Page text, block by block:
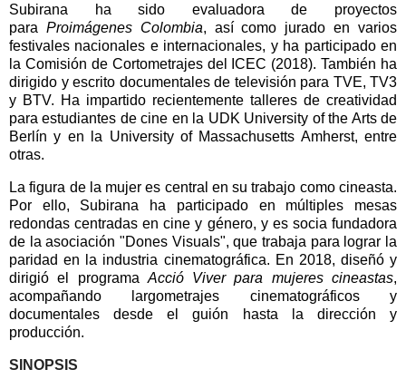
Subirana ha sido evaluadora de proyectos
para Proimágenes Colombia, así como jurado en varios
festivales nacionales e internacionales, y ha participado en
la Comisión de Cortometrajes del ICEC (2018). También ha
dirigido y escrito documentales de televisión para TVE, TV3
y BTV. Ha impartido recientemente talleres de creatividad
para estudiantes de cine en la UDK University of the Arts de
Berlín y en la University of Massachusetts Amherst, entre
otras.
La figura de la mujer es central en su trabajo como cineasta.
Por ello, Subirana ha participado en múltiples mesas
redondas centradas en cine y género, y es socia fundadora
de la asociación "Dones Visuals", que trabaja para lograr la
paridad en la industria cinematográfica. En 2018, diseñó y
dirigió el programa Acció Viver para mujeres cineastas,
acompañando largometrajes cinematográficos y
documentales desde el guión hasta la dirección y
producción.
SINOPSIS